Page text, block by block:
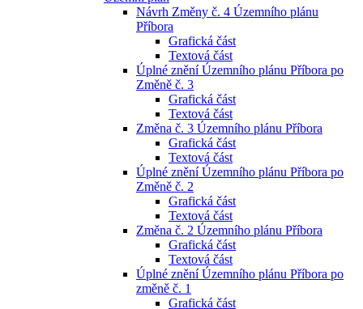
Návrh Změny č. 4 Územního plánu
Příbora
Grafická část
Textová část
Úplné znění Územního plánu Příbora po
Změně č. 3
Grafická část
Textová část
Změna č. 3 Územního plánu Příbora
Grafická část
Textová část
Úplné znění Územního plánu Příbora po
Změně č. 2
Grafická část
Textová část
Změna č. 2 Územního plánu Příbora
Grafická část
Textová část
Úplné znění Územního plánu Příbora po
změně č. 1
Grafická část